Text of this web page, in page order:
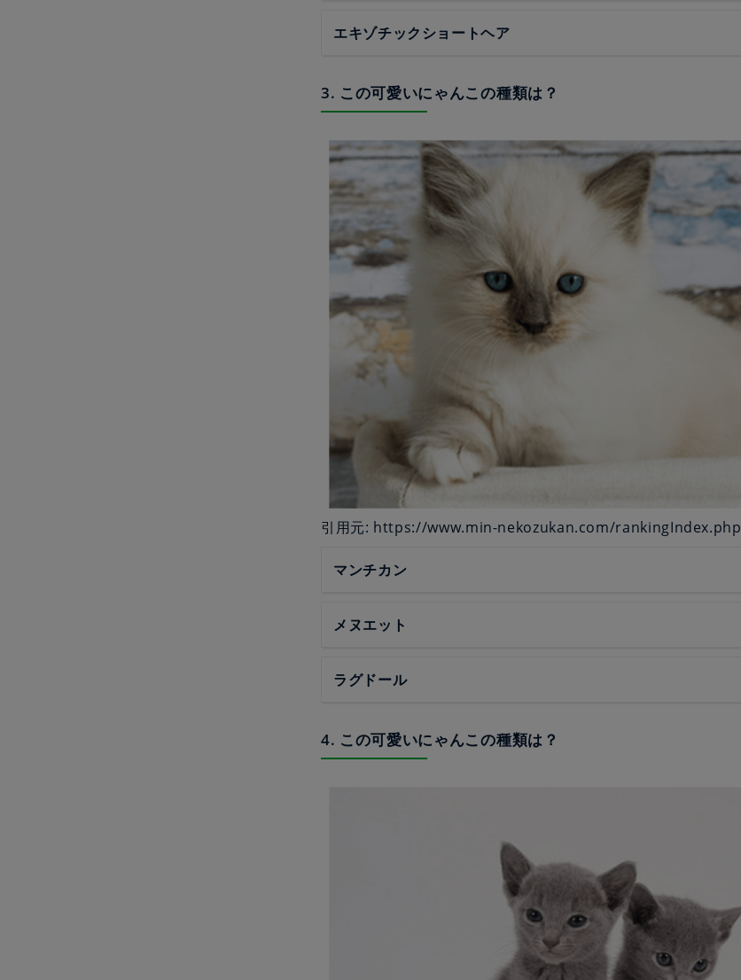
エキゾチックショートヘア
3. この可愛いにゃんこの種類は？
引用元: https://www.min-nekozukan.com/rankingIndex.php
マンチカン
メヌエット
ラグドール
4. この可愛いにゃんこの種類は？